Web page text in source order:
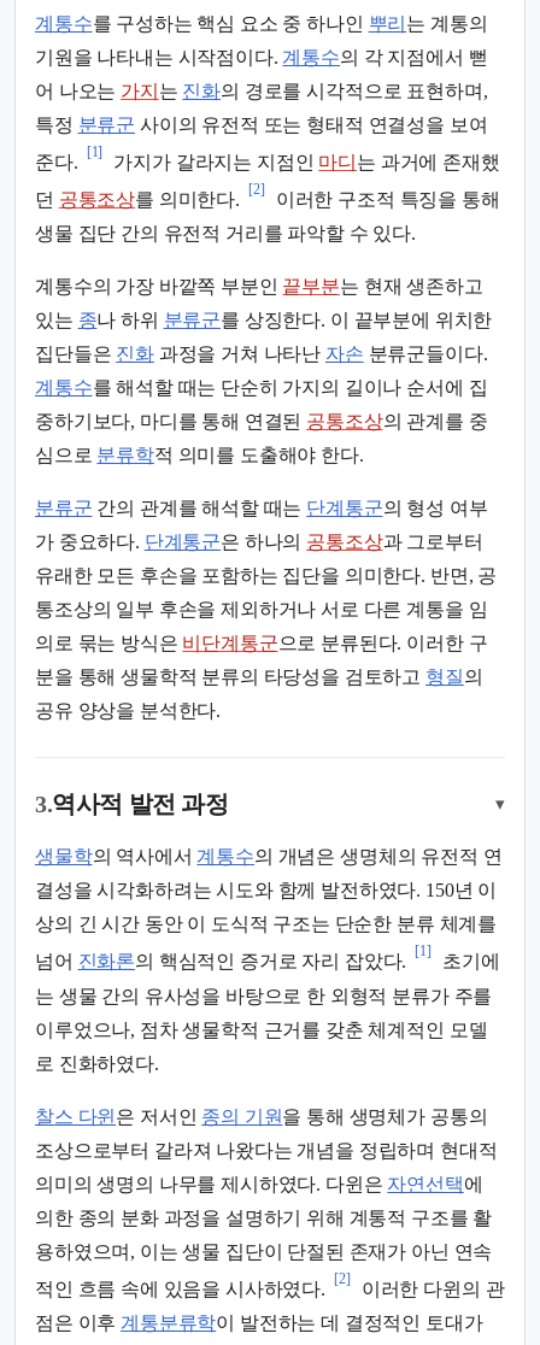
계통수를 구성하는 핵심 요소 중 하나인 뿌리 는 계통의
기원을 나타내는 시작점이다. 계통수의 각 지점에서 뻗
어 나오는 가지 는 진화의 경로를 시각적으로 표현하며,
특정 분류군 사이의 유전적 또는 형태적 연결성을 보여
준다.
[1]
가지가 갈라지는 지점인 마디 는 과거에 존재했
던 공통조상를 의미한다.
[2]
이러한 구조적 특징을 통해
생물 집단 간의 유전적 거리를 파악할 수 있다.
계통수의 가장 바깥쪽 부분인 끝부분는 현재 생존하고
있는 종나 하위 분류군를 상징한다. 이 끝부분에 위치한
집단들은 진화과정을 거쳐 나타난 자손 분류군들이다.
계통수를 해석할 때는 단순히 가지의 길이나 순서에 집
중하기보다, 마디를 통해 연결된 공통조상의 관계를 중
심으로 분류학적 의미를 도출해야 한다.
분류군 간의 관계를 해석할 때는 단계통군의 형성 여부
가 중요하다. 단계통군은 하나의 공통조상과 그로부터
유래한 모든 후손을 포함하는 집단을 의미한다. 반면, 공
통조상의 일부 후손을 제외하거나 서로 다른 계통을 임
의로 묶는 방식은 비단계통군으로 분류된다. 이러한 구
분을 통해 생물학적 분류의 타당성을 검토하고 형질의
공유 양상을 분석한다.
3.역사적 발전 과정 ▾
생물학의 역사에서 계통수의 개념은 생명체의 유전적 연
결성을 시각화하려는 시도와 함께 발전하였다. 150년 이
상의 긴 시간 동안 이 도식적 구조는 단순한 분류 체계를
넘어 진화론의 핵심적인 증거로 자리 잡았다.
[1]
초기에
는 생물 간의 유사성을 바탕으로 한 외형적 분류가 주를
이루었으나, 점차 생물학적 근거를 갖춘 체계적인 모델
로 진화하였다.
찰스 다윈 은 저서인 종의 기원을 통해 생명체가 공통의
조상으로부터 갈라져 나왔다는 개념을 정립하며 현대적
의미의 생명의 나무를 제시하였다. 다윈은 자연선택에
의한 종의 분화 과정을 설명하기 위해 계통적 구조를 활
용하였으며, 이는 생물 집단이 단절된 존재가 아닌 연속
적인 흐름 속에 있음을 시사하였다.
[2]
이러한 다윈의 관
점은 이후 계통분류학이 발전하는 데 결정적인 토대가